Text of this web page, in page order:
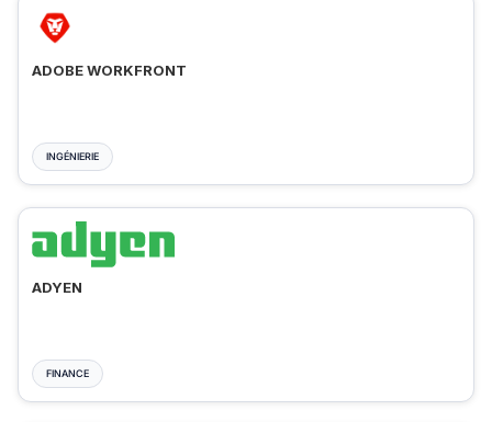
ADOBE WORKFRONT
INGÉNIERIE
ADYEN
FINANCE